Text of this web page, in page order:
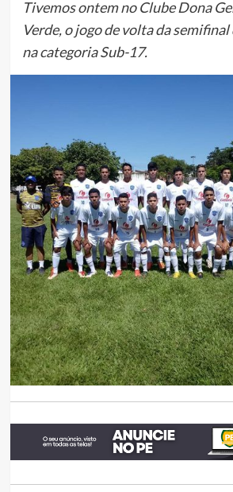
Tivemos ontem no Clube Dona
Verde, o jogo de volta da
na categoria Sub-17.